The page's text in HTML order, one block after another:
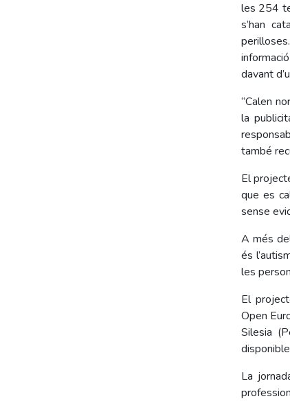
les 254
s’han
davant
“Calen
la
també
El
que es
sense
A més
és
les
El
Open
Silesia
La